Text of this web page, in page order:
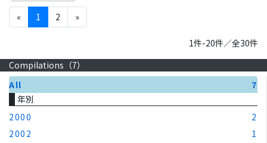
«
1 2 »
1件-20件／全30件
Compilations（7）
All
7
年別
2000
2
2002
1